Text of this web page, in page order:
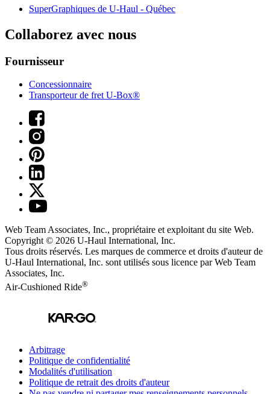
SuperGraphiques de U-Haul - Québec
Collaborez avec nous
Fournisseur
Concessionnaire
Transporteur de fret U-Box®
Web Team Associates, Inc., propriétaire et exploitant du site Web.
Copyright © 2026 U-Haul International, Inc.
Tous droits réservés. Les marques de commerce et droits d'auteur de
U-Haul International, Inc. sont utilisés sous licence par Web Team
Associates, Inc.
Air-Cushioned Ride®
Arbitrage
Politique de confidentialité
Modalités d'utilisation
Politique de retrait des droits d'auteur